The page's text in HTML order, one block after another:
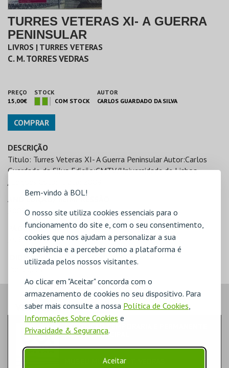
Bem-vindo à BOL!
O nosso site utiliza cookies essenciais para o
funcionamento do site e, com o seu consentimento,
cookies que nos ajudam a personalizar a sua
experiência e a perceber como a plataforma é
utilizada pelos nossos visitantes.
Ao clicar em "Aceitar" concorda com o
armazenamento de cookies no seu dispositivo. Para
saber mais consulte a nossa Política de Cookies,
Informações Sobre Cookies e
Privacidade & Segurança.
Aceitar
TURRES VETERAS XI- A GUERRA
PENINSULAR
LIVROS | TURRES VETERAS
C. M. TORRES VEDRAS
PREÇO
15,00€
STOCK
COM STOCK
AUTOR
CARLOS GUARDADO DA SILVA
COMPRAR
DESCRIÇÃO
Titulo: Turres Veteras XI- A Guerra Peninsular Autor:Carlos
Guardado da Silva Edição:CMTV/Universidade de Lisboa
ANO EDIÇÃO/ REIMPRESSÃO
2008
PÁGINAS
IDIOMA
VEJA AINDA:
EXPOSIÇÃO TEMPORARIA E PERMANENTE
MUSEU MUNICIPAL
MUSEU MUNICIPAL T. VEDRAS